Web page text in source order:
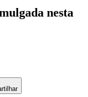
nesta